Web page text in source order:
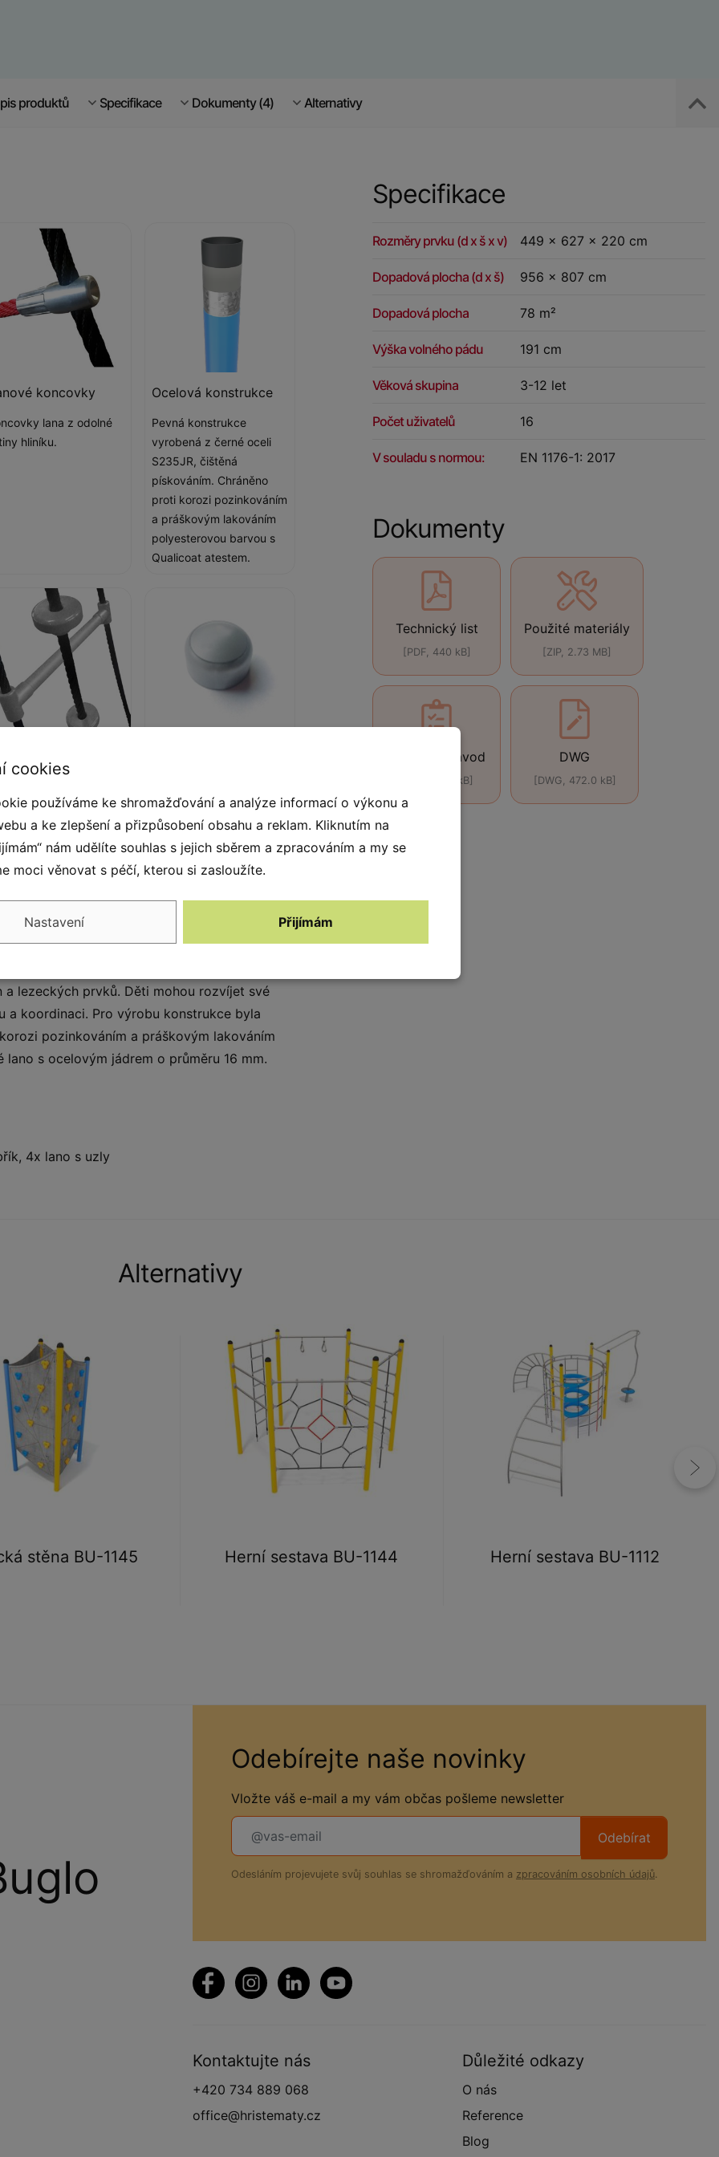
produktů Specifikace Dokumenty (4) Alternativy
Specifikace
Rozměry prvku (d x š x v) 449 x 627 x 220 cm
Dopadová plocha (d x š) 956 x 807 cm
Dopadová plocha 78 m²
Výška volného pádu 191 cm
Věková skupina 3-12 let
Počet uživatelů 16
V souladu s normou: EN 1176-1: 2017
Dokumenty
Technický list
[PDF, 440 kB]
Použité materiály
[ZIP, 2.73 MB]
Montážní návod
[ZIP, 926.0 kB]
DWG
[DWG, 472.0 kB]
koncovky
lana z odolné
hliníku.
Ocelová konstrukce
Pevná konstrukce
vyrobená z černé oceli
S235JR, čištěná
pískováním. Chráněno
proti korozi pozinkováním
a práškovým lakováním
polyesterovou barvou s
Qualicoat atestem.
uzly z polyamidu
do formy.
vandalismu ze
vstřikovaného lisovaného
polyamidu.
nadšence. Výrobky této řady se
lezeckých prvků. Děti mohou rozvíjet své
koordinaci. Pro výrobu konstrukce byla
pozinkováním a práškovým lakováním
s ocelovým jádrem o průměru 16 mm.
4x lano s uzly
Alternativy
stěna BU-1145 Herní sestava BU-1144 Herní sestava BU-1112
Odebírejte naše novinky
Vložte váš e-mail a my vám občas pošleme newsletter
Odebírat
Odesláním projevujete svůj souhlas se shromažďováním a zpracováním osobních údajů.
Kontaktujte nás
+420 734 889 068
office@hristematy.cz
Důležité odkazy
O nás
Reference
Blog
cookies
používáme ke shromažďování a analýze informací o výkonu a
a ke zlepšení a přizpůsobení obsahu a reklam. Kliknutím na
nám udělíte souhlas s jejich sběrem a zpracováním a my se
moci věnovat s péčí, kterou si zasloužíte.
Nastavení Přijímám